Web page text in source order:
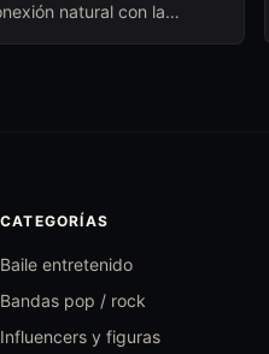
natural con la
CATEGORÍAS
Baile entretenido
Bandas pop / rock
Influencers y figuras